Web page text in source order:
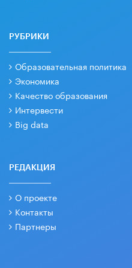
РУБРИКИ
Образовательная политика
Экономика
Качество образования
Интервести
Big data
РЕДАКЦИЯ
О проекте
Контакты
Партнеры